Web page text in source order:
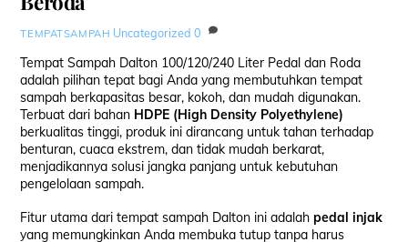
TEMPATSAMPAH Uncategorized 0
Tempat Sampah Dalton 100/120/240 Liter Pedal dan Roda
adalah pilihan tepat bagi Anda yang membutuhkan tempat
sampah berkapasitas besar, kokoh, dan mudah digunakan.
Terbuat dari bahan HDPE (High Density Polyethylene)
berkualitas tinggi, produk ini dirancang untuk tahan terhadap
benturan, cuaca ekstrem, dan tidak mudah berkarat,
menjadikannya solusi jangka panjang untuk kebutuhan
pengelolaan sampah.
Fitur utama dari tempat sampah Dalton ini adalahpedal injak
yang memungkinkan Anda membuka tutup tanpa harus